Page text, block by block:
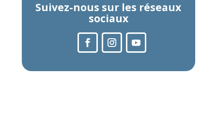
Suivez-nous sur les réseaux
sociaux